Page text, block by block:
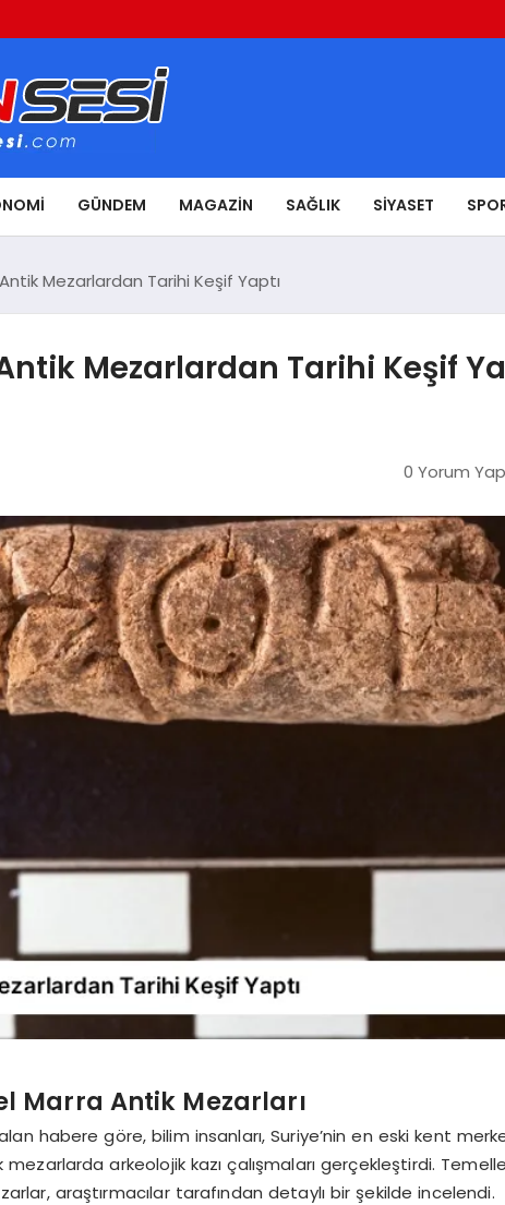
GÜNDEM MAGAZIN SAĞLIK SIYASET
Mezarlardan Tarihi Keşif Yaptı
Mezarlardan Tarihi Keşif
0 Yorum
Marra Antik Mezarları
habere göre, bilim insanları, Suriye’nin en eski kent
arkeolojik kazı çalışmaları gerçekleştirdi.
araştırmacılar tarafından detaylı bir şekilde incelendi.